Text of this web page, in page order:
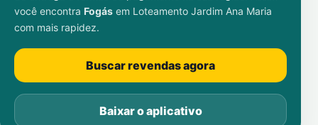
você encontra Fogás em Loteamento Jardim Ana Maria
com mais rapidez.
Buscar revendas agora
Baixar o aplicativo